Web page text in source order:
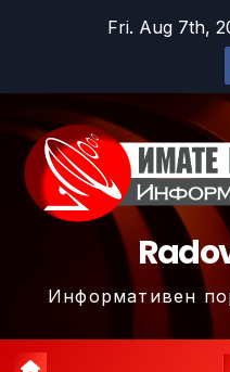
Fri. Aug 7th,
Информативен